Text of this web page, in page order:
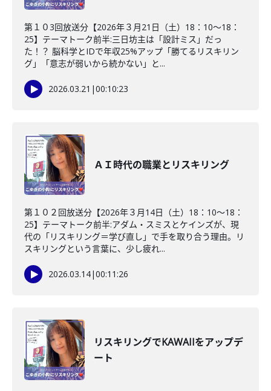
第１０3回放送分【2026年３月21日（土）18：10～18：
25】テーマトーク前半:三日坊主は「設計ミス」だっ
た！？ 脳科学とIDで年収25%アップ「勝てるリスキリン
グ」「意志が弱いから続かない」と...
2026.03.21 |00:10:23
ＡＩ時代の職業とリスキリング
第１０２回放送分【2026年３月14日（土）18：10～18：
25】テーマトーク前半:アダム・スミスとケインズが、現
代の「リスキリング＝学び直し」で手を取り合う理由。リ
スキリングという言葉に、少し疲れ...
2026.03.14|00:11:26
リスキリングでKAWAIIをアップデ
ート